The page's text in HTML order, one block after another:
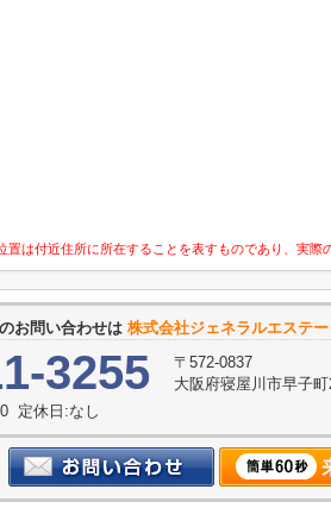
は付近住所に所在することを表すものであり、実際
お問い合わせは 株式会社ジェネラルエステ
3255
〒572-0837
大阪府寝屋川市早子
定休日:なし